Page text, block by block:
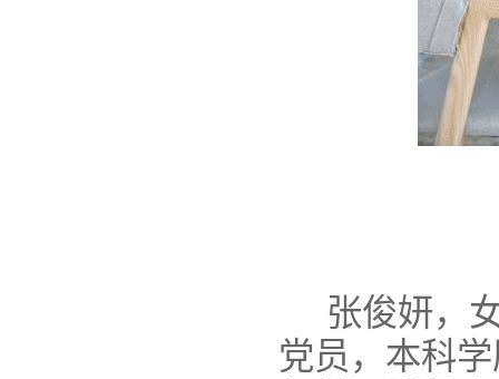
张俊妍，
党员，本科